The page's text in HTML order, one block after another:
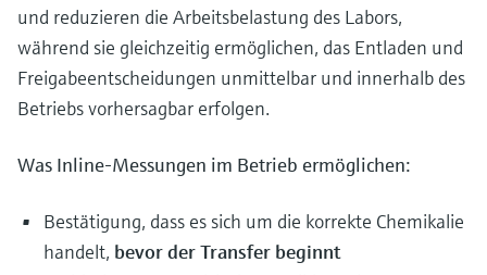
und reduzieren die Arbeitsbelastung des Labors,
während sie gleichzeitig ermöglichen, das Entladen und
Freigabeentscheidungen unmittelbar und innerhalb des
Betriebs vorhersagbar erfolgen.
Was Inline-Messungen im Betrieb ermöglichen:
Bestätigung, dass es sich um die korrekte Chemikalie
handelt, bevor der Transfer beginnt